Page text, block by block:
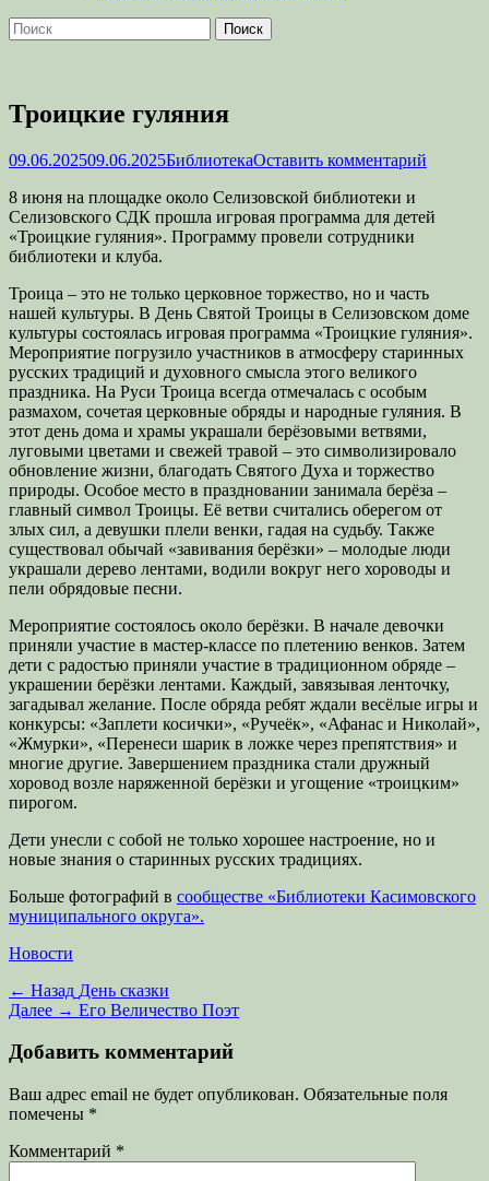
Поиск
Найти:
Троицкие гуляния
Опубликовано
09.06.202509.06.2025Автор
БиблиотекаОставить комментарий
8 июня на площадке около Селизовской библиотеки и
Селизовского СДК прошла игровая программа для детей
«Троицкие гуляния». Программу провели сотрудники
библиотеки и клуба.
Троица – это не только церковное торжество, но и часть
нашей культуры. В День Святой Троицы в Селизовском доме
культуры состоялась игровая программа «Троицкие гуляния».
Мероприятие погрузило участников в атмосферу старинных
русских традиций и духовного смысла этого великого
праздника. На Руси Троица всегда отмечалась с особым
размахом, сочетая церковные обряды и народные гуляния. В
этот день дома и храмы украшали берёзовыми ветвями,
луговыми цветами и свежей травой – это символизировало
обновление жизни, благодать Святого Духа и торжество
природы. Особое место в праздновании занимала берёза –
главный символ Троицы. Её ветви считались оберегом от
злых сил, а девушки плели венки, гадая на судьбу. Также
существовал обычай «завивания берёзки» – молодые люди
украшали дерево лентами, водили вокруг него хороводы и
пели обрядовые песни.
Мероприятие состоялось около берёзки. В начале девочки
приняли участие в мастер-классе по плетению венков. Затем
дети с радостью приняли участие в традиционном обряде –
украшении берёзки лентами. Каждый, завязывая ленточку,
загадывал желание. После обряда ребят ждали весёлые игры и
конкурсы: «Заплети косички», «Ручеёк», «Афанас и Николай»,
«Жмурки», «Перенеси шарик в ложке через препятствия» и
многие другие. Завершением праздника стали дружный
хоровод возле наряженной берёзки и угощение «троицким»
пирогом.
Дети унесли с собой не только хорошее настроение, но и
новые знания о старинных русских традициях.
Больше фотографий в сообществе «Библиотеки Касимовского
муниципального округа».
Категории
Новости
Навигация
по
записям
← Назад Предыдущая
запись:
День сказки
Далее → Следующая
Его Величество Поэт
Добавить комментарий
Ваш адрес email не будет опубликован. Обязательные поля
помечены *
Комментарий *